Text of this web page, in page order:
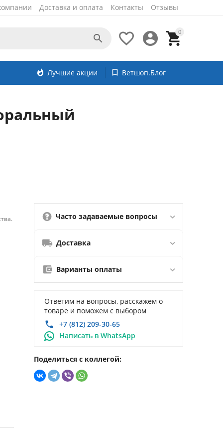
Доставка и оплата Контакты Отзывы
0




whatshot Лучшие акции bookmark_border Ветшоп.Блог
Часто задаваемые вопросы
Доставка
Варианты оплаты
Ответим на вопросы, расскажем о
товаре и поможем с выбором
+7 (812) 209-30-65
Написать в WhatsApp
Поделиться с коллегой: